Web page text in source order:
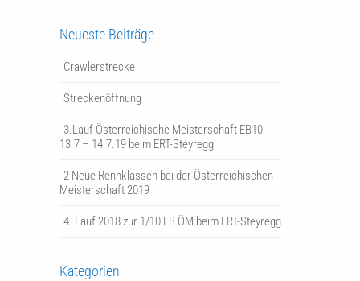
Neueste Beiträge
Crawlerstrecke
Streckenöffnung
3.Lauf Österreichische Meisterschaft EB10
13.7 – 14.7.19 beim ERT-Steyregg
2 Neue Rennklassen bei der Österreichischen
Meisterschaft 2019
4. Lauf 2018 zur 1/10 EB ÖM beim ERT-Steyregg
Kategorien